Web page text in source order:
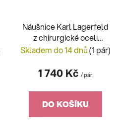
Náušnice Karl Lagerfeld
z chirurgické oceli
KLAYC46
Skladem do 14 dnů(1 pár)
1 740 Kč / pár
DO KOŠÍKU